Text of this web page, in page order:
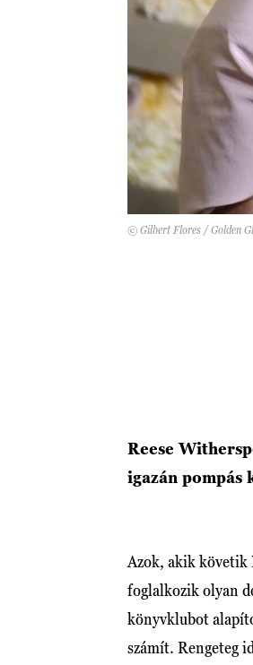
© Gilbert Flores / Golden
Reese
igazán
Azok, akik követik
foglalkozik olyan
könyvklubot
számít. Rengeteg